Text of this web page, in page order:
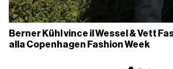
Berner Kühl vince il Wessel & Vett
alla Copenhagen Fashion Week